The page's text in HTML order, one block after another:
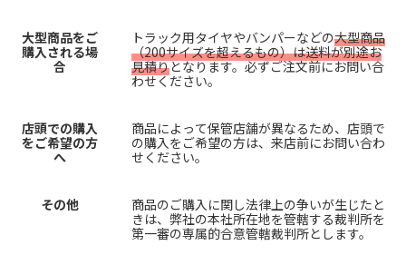
大型商品をご
購入される場
合
トラック用タイヤやバンパーなどの大型商品
（200サイズを超えるもの）は送料が別途お
見積りとなります。必ずご注文前にお問い合
わせください。
店頭での購入
をご希望の方
へ
商品によって保管店舗が異なるため、店頭で
の購入をご希望の方は、来店前にお問い合わ
せください。
その他
商品のご購入に関し法律上の争いが生じたと
きは、弊社の本社所在地を管轄する裁判所を
第一審の専属的合意管轄裁判所とします。